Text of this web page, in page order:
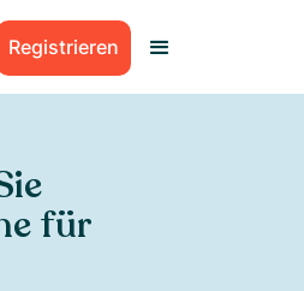
Registrieren
für